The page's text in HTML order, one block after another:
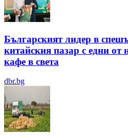
Българският лидер в
китайския пазар с едни от
кафе в света
dbr.bg